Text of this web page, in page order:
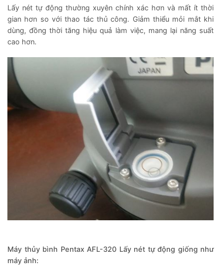
Lấy nét tự động thường xuyên chính xác hơn và mất ít thời
gian hơn so với thao tác thủ công. Giảm thiểu mỏi mắt khi
dùng, đồng thời tăng hiệu quả làm việc, mang lại năng suất
cao hơn.
Máy thủy bình Pentax AFL-320 Lấy nét tự động giống như
máy ảnh: